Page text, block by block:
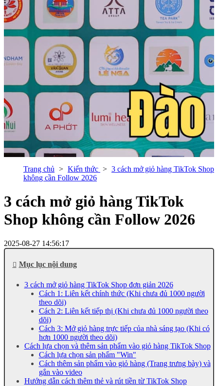
Trang chủ Kiến thức
3 cách mở giỏ hàng TikTok Shop
không cần Follow 2026
3 cách mở giỏ hàng TikTok
Shop không cần Follow 2026
2025-08-27 14:56:17
Mục lục nội dung
3 cách mở giỏ hàng TikTok Shop đơn giản 2026
Cách 1: Liên kết chính thức (Khi chưa đủ 1000 người
theo dõi)
Cách 2: Liên kết tiếp thị (Khi chưa đủ 1000 người theo
dõi)
Cách 3: Mở giỏ hàng trực tiếp của nhà sáng tạo (Khi có
hơn 1000 người theo dõi)
Cách lựa chọn và thêm sản phẩm vào giỏ hàng TikTok Shop
Cách lựa chọn sản phẩm "Win"
Cách thêm sản phẩm vào giỏ hàng (Trang trưng bày) và
gắn vào video
Hướng dẫn cách thêm thẻ và rút tiền từ TikTok Shop